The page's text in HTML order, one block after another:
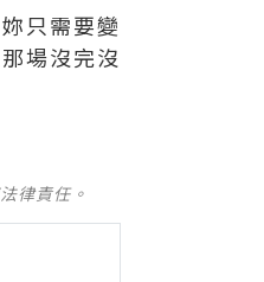
只需要變
場沒完沒
律責任。